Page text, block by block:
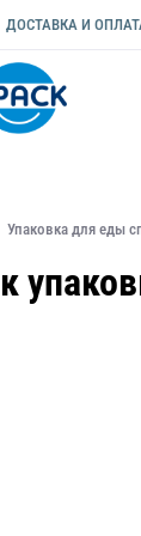
ДОСТАВКА И
Упаковка для еды